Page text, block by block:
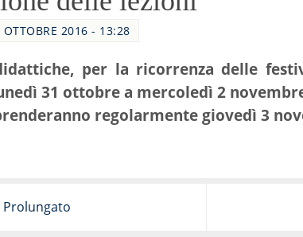
OTTOBRE 2016 - 13:28
per la ricorrenza delle
31 ottobre a mercoledì 2
regolarmente giovedì 3